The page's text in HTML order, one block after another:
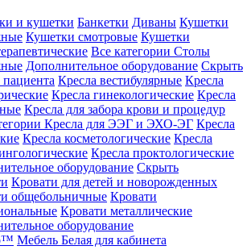
и кушетки Банкетки Диваны Кушетки
Кушетки смотровые Кушетки
Все категории Столы
Дополнительное оборудование Скрыть
Кресла вестибулярные Кресла
Кресла гинекологические Кресла
Кресла для забора крови и процедур
Кресла для ЭЭГ и ЭХО-ЭГ Кресла
Кресла косметологические Кресла
Кресла проктологические
оборудование Скрыть
Кровати для детей и новорожденных
общебольничные Кровати
Кровати металлические
оборудование
Мебель Белая для кабинета